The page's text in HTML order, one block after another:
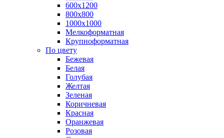
600х1200
800х800
1000х1000
Мелкоформатная
Крупноформатная
По цвету
Бежевая
Белая
Голубая
Желтая
Зеленая
Коричневая
Красная
Оранжевая
Розовая